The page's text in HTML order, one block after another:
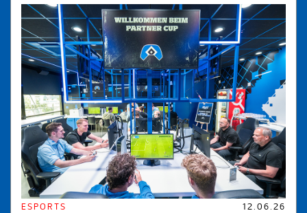
ESPORTS 12.06.26